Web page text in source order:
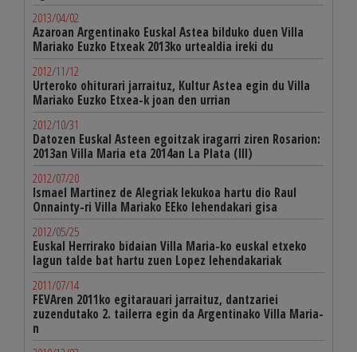
2013/04/02
Azaroan Argentinako Euskal Astea bilduko duen Villa
Mariako Euzko Etxeak 2013ko urtealdia ireki du
2012/11/12
Urteroko ohiturari jarraituz, Kultur Astea egin du Villa
Mariako Euzko Etxea-k joan den urrian
2012/10/31
Datozen Euskal Asteen egoitzak iragarri ziren Rosarion:
2013an Villa Maria eta 2014an La Plata (III)
2012/07/20
Ismael Martinez de Alegriak lekukoa hartu dio Raul
Onnainty-ri Villa Mariako EEko lehendakari gisa
2012/05/25
Euskal Herrirako bidaian Villa Maria-ko euskal etxeko
lagun talde bat hartu zuen Lopez lehendakariak
2011/07/14
FEVAren 2011ko egitarauari jarraituz, dantzariei
zuzendutako 2. tailerra egin da Argentinako Villa Maria-
n